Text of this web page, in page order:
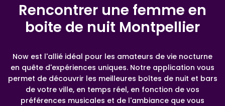
Rencontrer une femme en
boite de nuit Montpellier
Now est l'allié idéal pour les amateurs de vie nocturne
en quête d'expériences uniques. Notre application vous
permet de découvrir les meilleures boîtes de nuit et bars
de votre ville, en temps réel, en fonction de vos
préférences musicales et de l'ambiance que vous